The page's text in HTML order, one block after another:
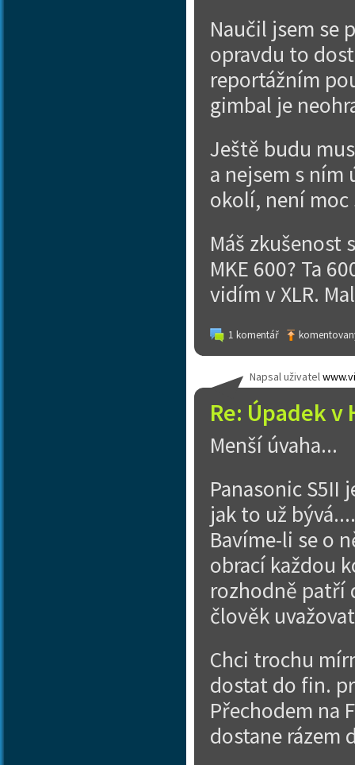
Naučil jsem se
opravdu to
reportážním
gimbal je
Ještě budu
a nejsem s ním
okolí, není moc
Máš zkušenost
MKE 600? Ta
vidím v XLR.
1 komentář
Re: Úpadek
Napsal uživatel
Menší úvaha...
Panasonic S5II
jak to už
Bavíme-li se o
obrací každou
rozhodně patří
člověk
Chci trochu
dostat do fin.
Přechodem na
dostane rázem